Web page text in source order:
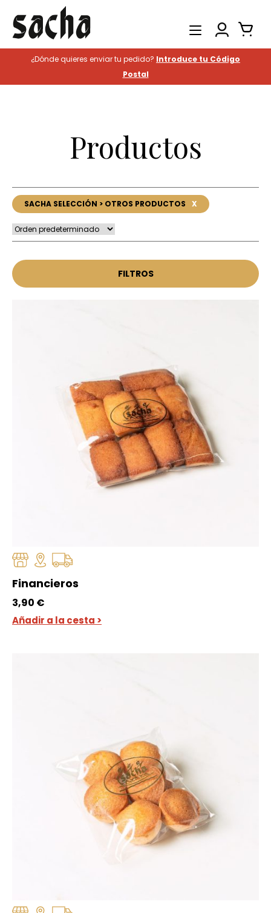
Productos
Catering
Historia
Buscar
¿Dónde quieres enviar tu pedido? Introduce tu Código
Postal
Productos
SACHA SELECCIÓN > OTROS PRODUCTOS X
FILTROS
Financieros
3,90 €
Añadir a la cesta >